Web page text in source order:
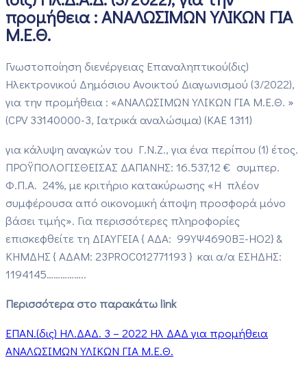
προμήθεια : ΑΝΑΛΩΣΙΜΩΝ ΥΛΙΚΩΝ ΓΙΑ
Μ.Ε.Θ.
Γνωστοποίηση διενέργειας Επαναληπτικού(δις)
Ηλεκτρονικού Δημόσιου Ανοικτού Διαγωνισμού (3/2022),
για την προμήθεια : «ΑΝΑΛΩΣΙΜΩΝ ΥΛΙΚΩΝ ΓΙΑ Μ.Ε.Θ. »
(CPV 33140000-3, Ιατρικά αναλώσιμα) (KAE 1311)
για κάλυψη αναγκών του Γ.Ν.Ζ., για ένα περίπου (1) έτος.
ΠΡΟΫΠΟΛΟΓΙΣΘΕΙΣΑΣ ΔΑΠΑΝΗΣ: 16.537,12 € συμπερ.
Φ.Π.Α. 24%, με κριτήριο κατακύρωσης «Η πλέον
συμφέρουσα από οικονομική άποψη προσφορά μόνο
βάσει τιμής». Για περισσότερες πληροφορίες
επισκεφθείτε τη ΔΙΑΥΓΕΙΑ { ΑΔΑ: 99ΥΨ4690ΒΞ-ΗΟ2} &
ΚΗΜΔΗΣ { ΑΔΑΜ: 23PROC012771193 } και α/α ΕΣΗΔΗΣ:
1194145……………..
Περισσότερα στο παρακάτωlink
ΕΠΑΝ.(δις) ΗΛ.ΔΑΔ. 3 – 2022 Ηλ ΔΑΔ για προμήθεια
ΑΝΑΛΩΣΙΜΩΝ ΥΛΙΚΩΝ ΓΙΑ Μ.Ε.Θ.